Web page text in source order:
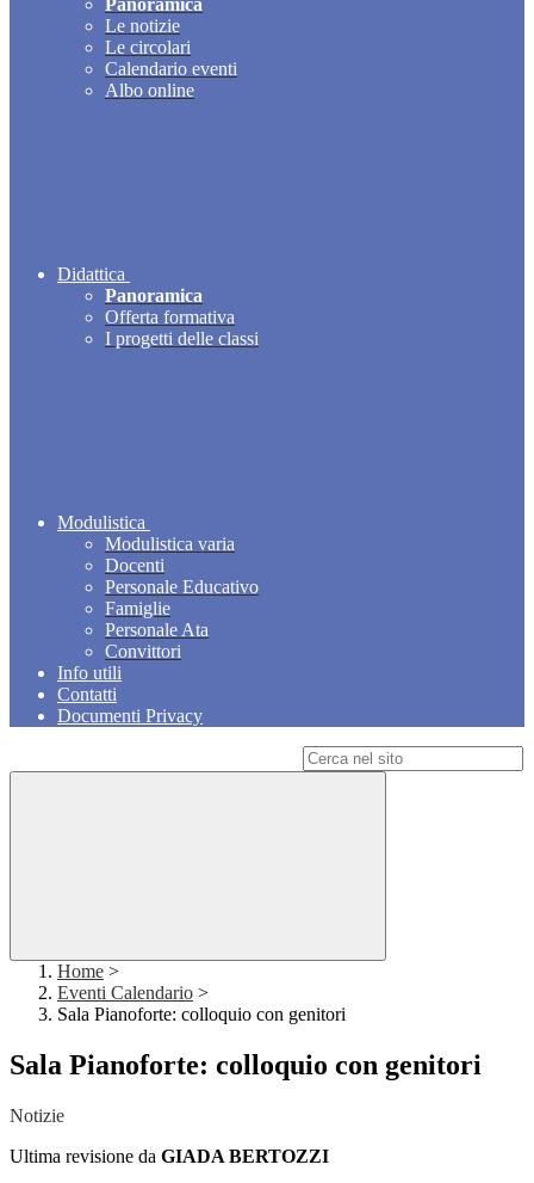
Panoramica
Le notizie
Le circolari
Calendario eventi
Albo online
Didattica
Panoramica
Offerta formativa
I progetti delle classi
Modulistica
Modulistica varia
Docenti
Personale Educativo
Famiglie
Personale Ata
Convittori
Info utili
Contatti
Documenti Privacy
Home >
Eventi Calendario >
Sala Pianoforte: colloquio con genitori
Sala Pianoforte: colloquio con genitori
Notizie
Ultima revisione da GIADA BERTOZZI